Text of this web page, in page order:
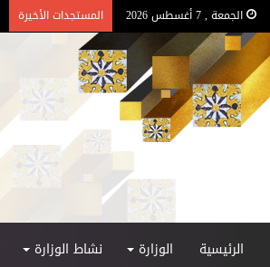
الجمعة , 7 أغسطس 2026 المستجدات الأخيرة
الرئيسية الوزارة نشاط الوزارة